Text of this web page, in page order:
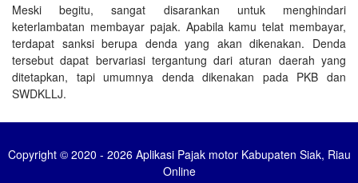
Meski begitu, sangat disarankan untuk menghindari
keterlambatan membayar pajak. Apabila kamu telat membayar,
terdapat sanksi berupa denda yang akan dikenakan. Denda
tersebut dapat bervariasi tergantung dari aturan daerah yang
ditetapkan, tapi umumnya denda dikenakan pada PKB dan
SWDKLLJ.
Copyright © 2020 - 2026 Aplikasi Pajak motor Kabupaten Siak, Riau
Online